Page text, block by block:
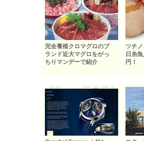
完全養殖クロマグロのブ
ランド近大マグロをがっ
ちりマンデーで紹介
ツチ
日糸
円！